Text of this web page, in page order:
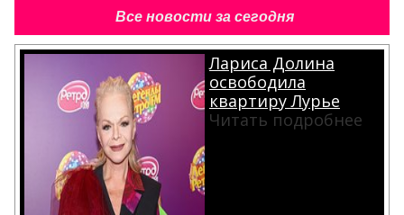
Все новости за сегодня
Лариса Долина
освободила
квартиру Лурье
Читать подробнее